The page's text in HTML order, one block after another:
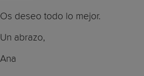
Os deseo todo lo mejor.
Un abrazo,
Ana